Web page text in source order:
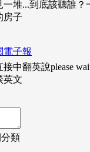
電子報
一堆...到底該聽誰？
房子
中翻英說please
英文
類